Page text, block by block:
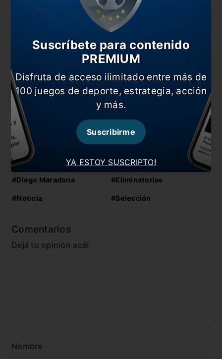
También te puede interesar
Alfaro vuelve a La Boca
Scaloni: “Estos chicos dejan la vida por la
camiseta”
Aquí jugará Argentina ante Ecuador
Mac Allister: “Me voy contento y con ganas de
regresar”
En esta nota:
#Argentina #Carlos Bilardo
#Diego Maradona #Eliminatorias
#Noticia #Selección
Comentarios
Dejá tu opinión acá!
Nombre
YA ESTOY SUSCRIPTO!
Suscríbete para contenido
PREMIUM
Disfruta de acceso ilimitado entre más de
100 juegos de deporte, estrategia, acción
y más.
Suscribirme